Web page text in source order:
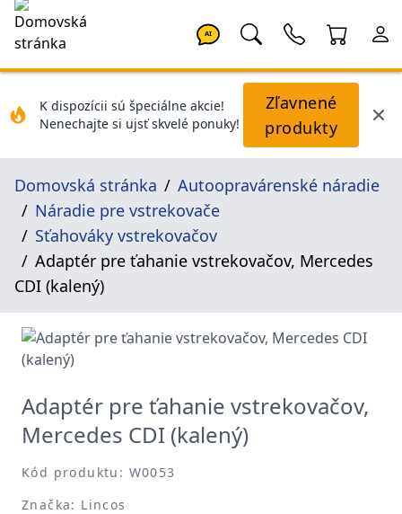
AI
K dispozícii sú špeciálne akcie!
Nenechajte si ujsť skvelé ponuky!
Zľavnené
produkty
Domovská stránka
Autoopravárenské náradie
Náradie pre vstrekovače
Sťahováky vstrekovačov
Adaptér pre ťahanie vstrekovačov, Mercedes
CDI (kalený)
Adaptér pre ťahanie vstrekovačov,
Mercedes CDI (kalený)
Kód produktu: W0053
Značka: Lincos